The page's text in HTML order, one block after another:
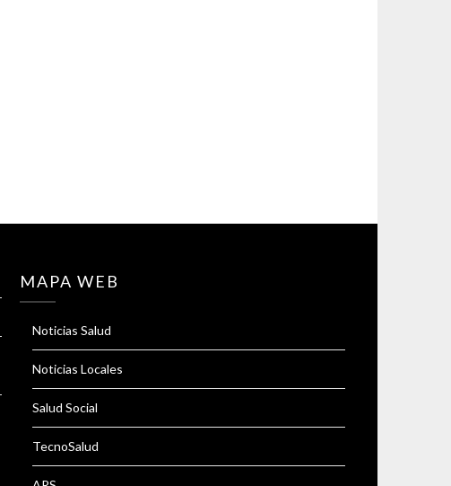
MAPA WEB
Noticias Salud
Noticias Locales
Salud Social
TecnoSalud